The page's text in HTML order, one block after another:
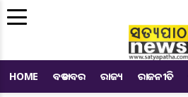
HOME ବଡ ଖବର ରାଜ୍ୟ ରାଜନୀତି